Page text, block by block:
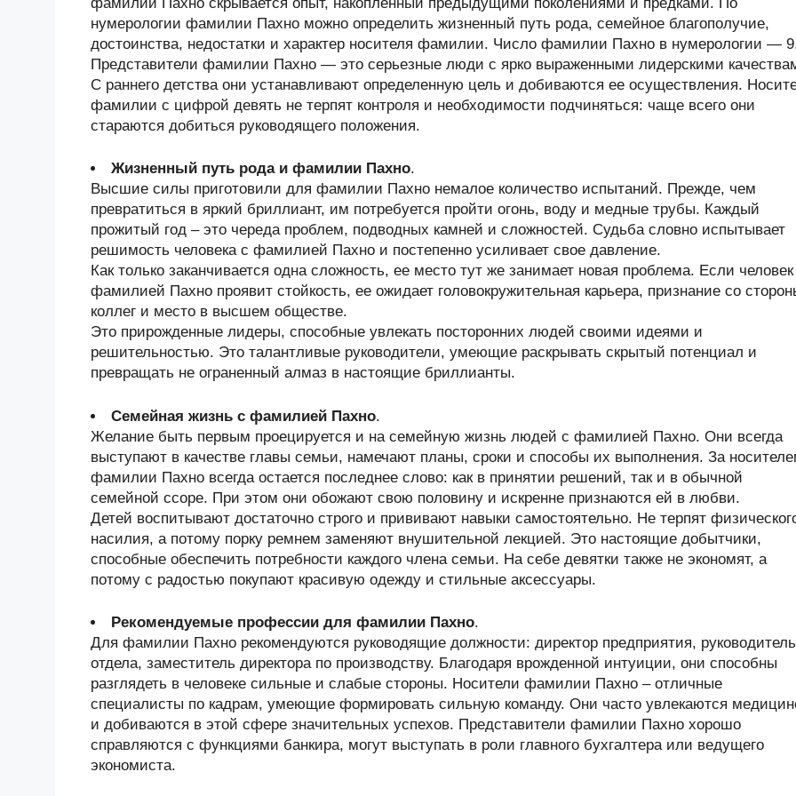
нумерологии фамилии Пахно можно определить жизненный путь рода, семейное благополучие,
достоинства, недостатки и характер носителя фамилии. Число фамилии Пахно в нумерологии —
Представители фамилии Пахно — это серьезные люди с ярко выраженными лидерскими
С раннего детства они устанавливают определенную цель и добиваются ее осуществления.
фамилии с цифрой девять не терпят контроля и необходимости подчиняться: чаще всего они
стараются добиться руководящего положения.
Жизненный путь рода и фамилии Пахно.
Высшие силы приготовили для фамилии Пахно немалое количество испытаний. Прежде, чем
превратиться в яркий бриллиант, им потребуется пройти огонь, воду и медные трубы. Каждый
прожитый год – это череда проблем, подводных камней и сложностей. Судьба словно испытывает
решимость человека с фамилией Пахно и постепенно усиливает свое давление.
Как только заканчивается одна сложность, ее место тут же занимает новая проблема. Если человек
фамилией Пахно проявит стойкость, ее ожидает головокружительная карьера, признание со
коллег и место в высшем обществе.
Это прирожденные лидеры, способные увлекать посторонних людей своими идеями и
решительностью. Это талантливые руководители, умеющие раскрывать скрытый потенциал и
превращать не ограненный алмаз в настоящие бриллианты.
Семейная жизнь с фамилией Пахно.
Желание быть первым проецируется и на семейную жизнь людей с фамилией Пахно. Они всегда
выступают в качестве главы семьи, намечают планы, сроки и способы их выполнения. За
фамилии Пахно всегда остается последнее слово: как в принятии решений, так и в обычной
семейной ссоре. При этом они обожают свою половину и искренне признаются ей в любви.
Детей воспитывают достаточно строго и прививают навыки самостоятельно. Не терпят
насилия, а потому порку ремнем заменяют внушительной лекцией. Это настоящие добытчики,
способные обеспечить потребности каждого члена семьи. На себе девятки также не экономят, а
потому с радостью покупают красивую одежду и стильные аксессуары.
Рекомендуемые профессии для фамилии Пахно.
Для фамилии Пахно рекомендуются руководящие должности: директор предприятия, руководитель
отдела, заместитель директора по производству. Благодаря врожденной интуиции, они способны
разглядеть в человеке сильные и слабые стороны. Носители фамилии Пахно – отличные
специалисты по кадрам, умеющие формировать сильную команду. Они часто увлекаются
и добиваются в этой сфере значительных успехов. Представители фамилии Пахно хорошо
справляются с функциями банкира, могут выступать в роли главного бухгалтера или ведущего
экономиста.